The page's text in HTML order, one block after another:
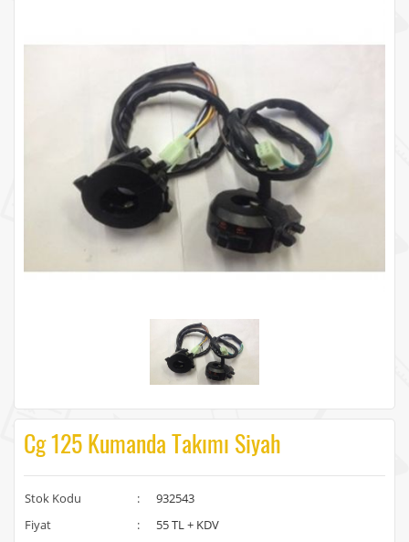
Cg 125 Kumanda Takımı Siyah
Stok Kodu :
932543
Fiyat
:
55 TL + KDV